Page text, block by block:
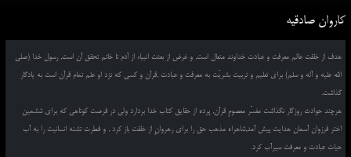
کاروان صادقیه
هدف از خلقت عالم معرفت و عبادت خداوند متعال است, و غرض از بعثت انبیاء از آدم تا خاتم تحقق آن است, رسول خدا (صلی
الله علیه و آله و سلم) برای تعلیم و تربیت بشریّت به معرفت و عبادت ,قرآن و کسی که نزد او علم تمام قرآن است به یادگار
گذاشت.
هرچند حوادث روزگار نگذاشت مفسّر معصومِ قرآن, پرده از حقایق کتاب خدا بردارد ولی در فرصت کوتاهی که برای ششمین
اختر فرزوان آسمان هدایت پیش آمد,شاهراه مذهب حق را برای رهروانِ از خلقت باز کرد , و فطرت تشنه انسانیت را به آب
حیات عبادت و معرفت سیرآب کرد.